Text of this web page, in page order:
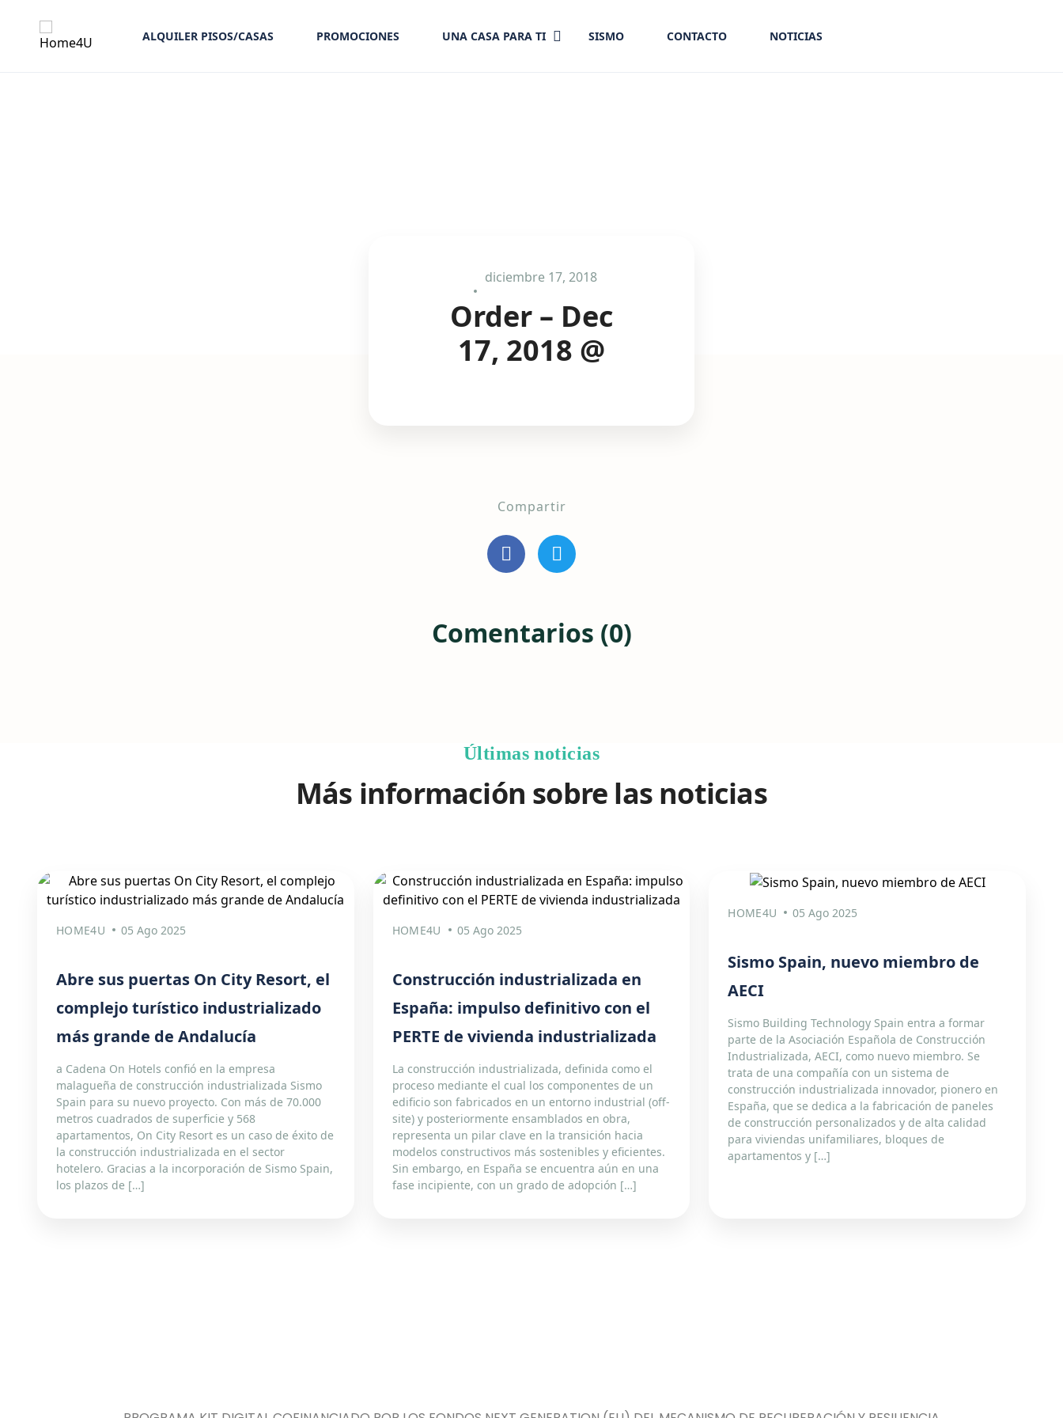
ALQUILER PISOS/CASAS PROMOCIONES UNA CASA PARA TI SISMO CONTACTO NOTICIAS
diciembre 17, 2018
Order – Dec
17, 2018 @
Compartir
Comentarios (0)
Últimas noticias
Más información sobre las noticias
HOME4U 05 Ago 2025
Abre sus puertas On City Resort, el
complejo turístico industrializado
más grande de Andalucía
a Cadena On Hotels confió en la empresa
malagueña de construcción industrializada Sismo
Spain para su nuevo proyecto. Con más de 70.000
metros cuadrados de superficie y 568
apartamentos, On City Resort es un caso de éxito de
la construcción industrializada en el sector
hotelero. Gracias a la incorporación de Sismo Spain,
los plazos de […]
HOME4U 05 Ago 2025
Construcción industrializada en
España: impulso definitivo con el
PERTE de vivienda industrializada
La construcción industrializada, definida como el
proceso mediante el cual los componentes de un
edificio son fabricados en un entorno industrial (off-
site) y posteriormente ensamblados en obra,
representa un pilar clave en la transición hacia
modelos constructivos más sostenibles y eficientes.
Sin embargo, en España se encuentra aún en una
fase incipiente, con un grado de adopción […]
HOME4U 05 Ago 2025
Sismo Spain, nuevo miembro de
AECI
Sismo Building Technology Spain entra a formar
parte de la Asociación Española de Construcción
Industrializada, AECI, como nuevo miembro. Se
trata de una compañía con un sistema de
construcción industrializada innovador, pionero en
España, que se dedica a la fabricación de paneles
de construcción personalizados y de alta calidad
para viviendas unifamiliares, bloques de
apartamentos y […]